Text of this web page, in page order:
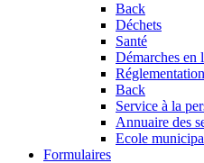
Back
Déchets
Santé
Démarches en
Back
Service à la
Annuaire des
Ecole
Formulaires